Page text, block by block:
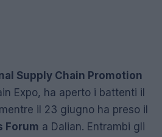
Supply Chain Promotion
Expo, ha aperto i battenti il
il 23 giugno ha preso il
Forum a Dalian. Entrambi gli